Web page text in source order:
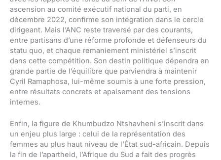
ascension au comité exécutif national du parti, en
décembre 2022, confirme son intégration dans le cercle
dirigeant. Mais l’ANC reste traversé par des courants,
entre partisans d’une réforme profonde et défenseurs du
statu quo, et chaque remaniement ministériel s’inscrit
dans cette compétition. Son destin politique dépendra en
grande partie de l’équilibre que parviendra à maintenir
Cyril Ramaphosa, lui-même soumis à une forte pression,
entre résultats concrets et apaisement des tensions
internes.
Enfin, la figure de Khumbudzo Ntshavheni s’inscrit dans
un enjeu plus large : celui de la représentation des
femmes au plus haut niveau de l’État sud-africain. Depuis
la fin de l’apartheid, l’Afrique du Sud a fait des progrès